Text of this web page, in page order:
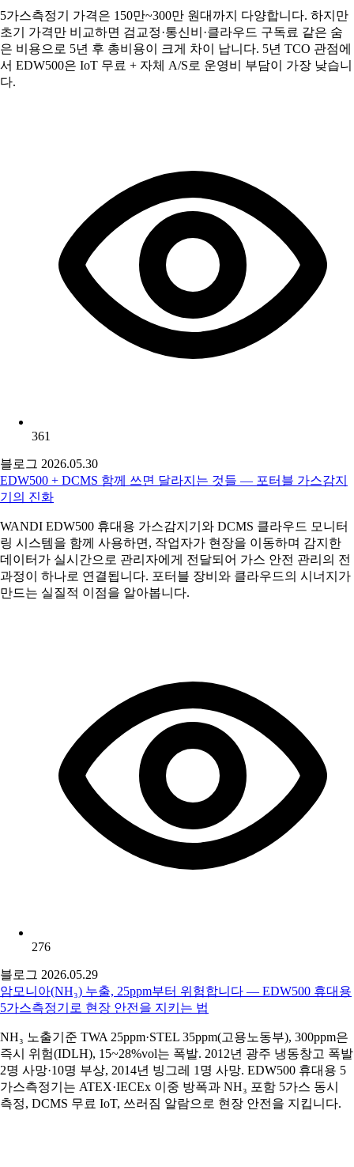
5가스측정기 가격은 150만~300만 원대까지 다양합니다. 하지만
초기 가격만 비교하면 검교정·통신비·클라우드 구독료 같은 숨
은 비용으로 5년 후 총비용이 크게 차이 납니다. 5년 TCO 관점에
서 EDW500은 IoT 무료 + 자체 A/S로 운영비 부담이 가장 낮습니
다.
361
블로그 2026.05.30
EDW500 + DCMS 함께 쓰면 달라지는 것들 — 포터블 가스감지
기의 진화
WANDI EDW500 휴대용 가스감지기와 DCMS 클라우드 모니터
링 시스템을 함께 사용하면, 작업자가 현장을 이동하며 감지한
데이터가 실시간으로 관리자에게 전달되어 가스 안전 관리의 전
과정이 하나로 연결됩니다. 포터블 장비와 클라우드의 시너지가
만드는 실질적 이점을 알아봅니다.
276
블로그 2026.05.29
암모니아(NH₃) 누출, 25ppm부터 위험합니다 — EDW500 휴대용
5가스측정기로 현장 안전을 지키는 법
NH₃ 노출기준 TWA 25ppm·STEL 35ppm(고용노동부), 300ppm은
즉시 위험(IDLH), 15~28%vol는 폭발. 2012년 광주 냉동창고 폭발
2명 사망·10명 부상, 2014년 빙그레 1명 사망. EDW500 휴대용 5
가스측정기는 ATEX·IECEx 이중 방폭과 NH₃ 포함 5가스 동시
측정, DCMS 무료 IoT, 쓰러짐 알람으로 현장 안전을 지킵니다.